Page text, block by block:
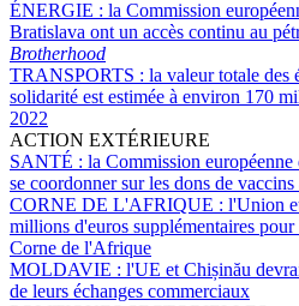
ÉNERGIE : la Commission
Bratislava ont un accès continu au
Brotherhood
TRANSPORTS : la valeur totale des
solidarité est estimée à environ 170
2022
ACTION EXTÉRIEURE
SANTÉ : la Commission
se coordonner sur les dons de
CORNE DE L'AFRIQUE : l'Union
millions d'euros supplémentaires
Corne de l'Afrique
MOLDAVIE : l'UE et Chișinău
de leurs échanges commerciaux